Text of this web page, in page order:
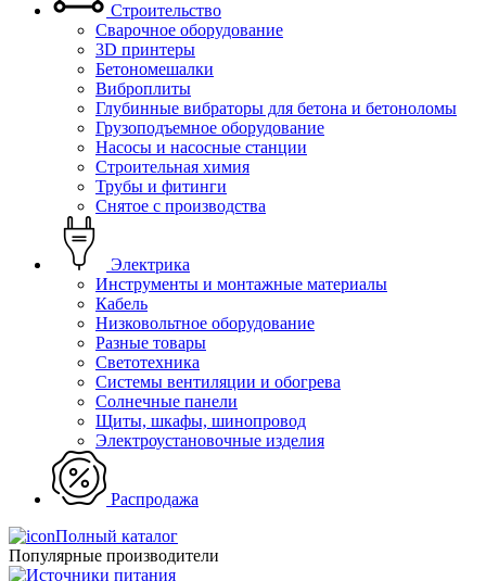
Строительство
Сварочное оборудование
3D принтеры
Бетономешалки
Виброплиты
Глубинные вибраторы для бетона и бетоноломы
Грузоподъемное оборудование
Насосы и насосные станции
Строительная химия
Трубы и фитинги
Снятое с производства
Электрика
Инструменты и монтажные материалы
Кабель
Низковольтное оборудование
Разные товары
Светотехника
Системы вентиляции и обогрева
Солнечные панели
Щиты, шкафы, шинопровод
Электроустановочные изделия
Распродажа
Полный каталог
Популярные производители